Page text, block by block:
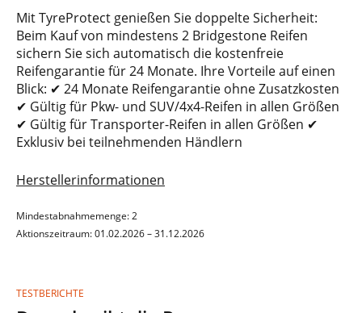
Mit TyreProtect genießen Sie doppelte Sicherheit:
Beim Kauf von mindestens 2 Bridgestone Reifen
sichern Sie sich automatisch die kostenfreie
Reifengarantie für 24 Monate. Ihre Vorteile auf einen
Blick: ✔ 24 Monate Reifengarantie ohne Zusatzkosten
✔ Gültig für Pkw- und SUV/4x4-Reifen in allen Größen
✔ Gültig für Transporter-Reifen in allen Größen ✔
Exklusiv bei teilnehmenden Händlern
Herstellerinformationen
Mindestabnahmemenge: 2
Aktionszeitraum: 01.02.2026 – 31.12.2026
TESTBERICHTE